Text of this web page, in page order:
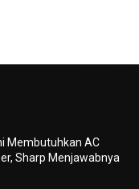
Membutuhkan AC
Sharp Menjawabnya